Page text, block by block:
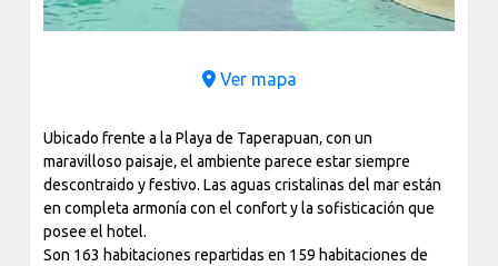
Ver mapa
Ubicado frente a la Playa de Taperapuan‚ con un
maravilloso paisaje‚ el ambiente parece estar siempre
descontraido y festivo. Las aguas cristalinas del mar están
en completa armonía con el confort y la sofisticación que
posee el hotel.
Son 163 habitaciones repartidas en 159 habitaciones de